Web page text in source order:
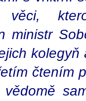
ministr
čtením